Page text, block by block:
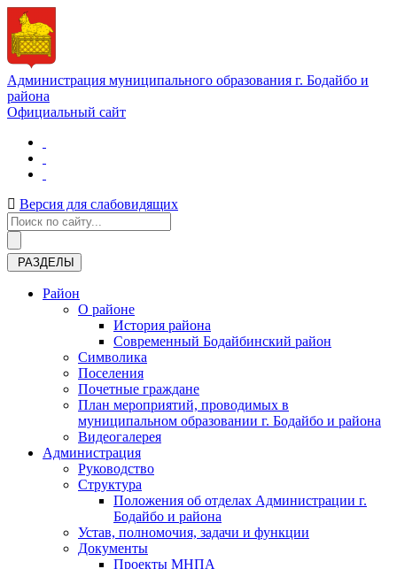
Администрация муниципального образования г. Бодайбо и
района
Официальный сайт
Версия для слабовидящих
РАЗДЕЛЫ
Район
О районе
История района
Современный Бодайбинский район
Символика
Поселения
Почетные граждане
План мероприятий, проводимых в
муниципальном образовании г. Бодайбо и района
Видеогалерея
Администрация
Руководство
Структура
Положения об отделах Администрации г.
Бодайбо и района
Устав, полномочия, задачи и функции
Документы
Проекты МНПА